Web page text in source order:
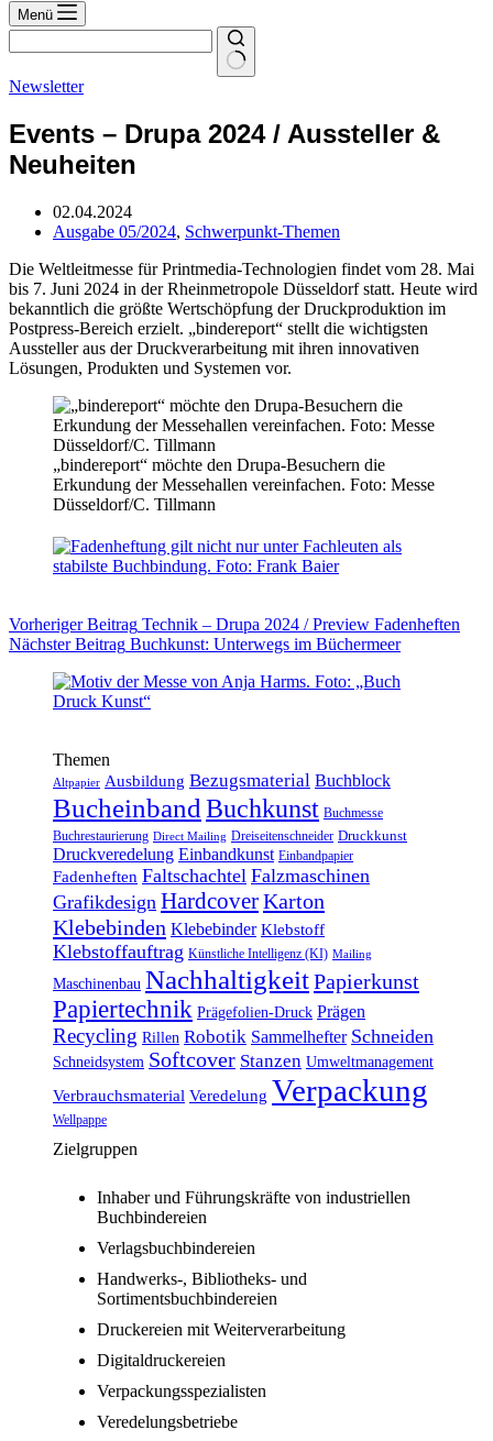
Menü
Newsletter
Events – Drupa 2024 / Aussteller &
Neuheiten
02.04.2024
Ausgabe 05/2024, Schwerpunkt-Themen
Die Weltleitmesse für Printmedia-Technologien findet vom 28. Mai
bis 7. Juni 2024 in der Rheinmetropole Düsseldorf statt. Heute wird
bekanntlich die größte Wertschöpfung der Druckproduktion im
Postpress-Bereich erzielt. „bindereport“ stellt die wichtigsten
Aussteller aus der Druckverarbeitung mit ihren innovativen
Lösungen, Produkten und Systemen vor.
„bindereport“ möchte den Drupa-Besuchern die
Erkundung der Messehallen vereinfachen. Foto: Messe
Düsseldorf/C. Tillmann
VorherigerBeitrag Technik – Drupa 2024 / Preview Fadenheften
NächsterBeitrag Buchkunst: Unterwegs im Büchermeer
Themen
Altpapier Ausbildung Bezugsmaterial Buchblock
BucheinbandBuchkunst Buchmesse
Buchrestaurierung Direct Mailing Dreiseitenschneider Druckkunst
Druckveredelung Einbandkunst Einbandpapier
Fadenheften Faltschachtel Falzmaschinen
Grafikdesign HardcoverKarton
Klebebinden Klebebinder Klebstoff
Klebstoffauftrag Künstliche Intelligenz (KI) Mailing
Maschinenbau NachhaltigkeitPapierkunst
Papiertechnik Prägefolien-Druck Prägen
Recycling Rillen Robotik Sammelhefter Schneiden
Schneidsystem Softcover Stanzen Umweltmanagement
Verbrauchsmaterial Veredelung Verpackung
Wellpappe
Zielgruppen
Inhaber und Führungskräfte von industriellen
Buchbindereien
Verlagsbuchbindereien
Handwerks-, Bibliotheks- und
Sortimentsbuchbindereien
Druckereien mit Weiterverarbeitung
Digitaldruckereien
Verpackungsspezialisten
Veredelungsbetriebe